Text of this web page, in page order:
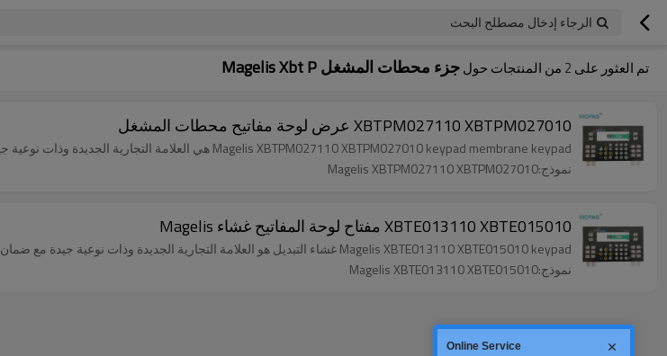
الرجاء إدخال مصطلح البحث
تم العثور على 2 من المنتجات حولجزء محطات المشغل Magelis Xbt P
XBTPM027110 XBTPM027010 عرض لوحة مفاتيح محطات المشغل
Magelis XBTPM027110 XBTPM027010 keypad membrane keypad هي العلامة التجارية الجديدة وذات نوعية جيدة مع ضمان لمدة سنة.
نموذج:Magelis XBTPM027110 XBTPM027010
XBTE013110 XBTE015010 مفتاح لوحة المفاتيح غشاء Magelis
Magelis XBTE013110 XBTE015010 keypad غشاء التبديل هو العلامة التجارية الجديدة وذات نوعية جيدة مع ضمان 180 يوما.
نموذج:Magelis XBTE013110 XBTE015010
Online Service